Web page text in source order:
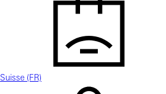
Suisse (FR)